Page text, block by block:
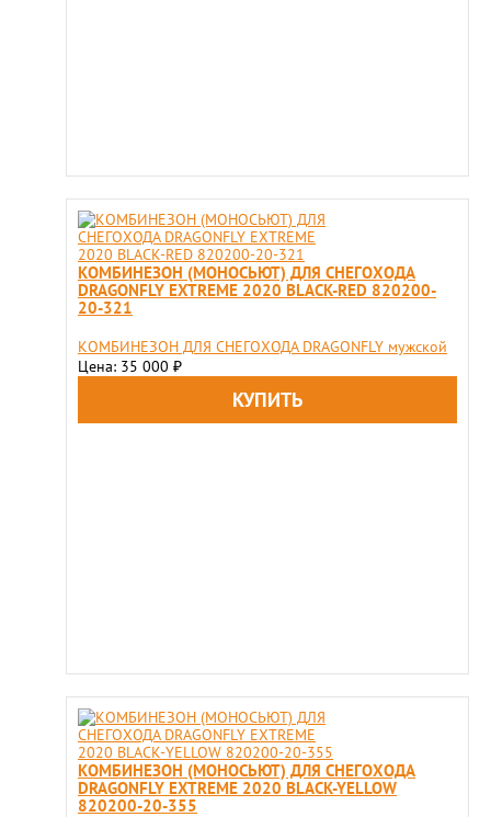
КОМБИНЕЗОН (МОНОСЬЮТ) ДЛЯ СНЕГОХОДА
DRAGONFLY EXTREME 2020 BLACK-RED 820200-
20-321
КОМБИНЕЗОН ДЛЯ СНЕГОХОДА DRAGONFLY мужской
Цена: 35 000 ₽
КОМБИНЕЗОН (МОНОСЬЮТ) ДЛЯ СНЕГОХОДА
DRAGONFLY EXTREME 2020 BLACK-YELLOW
820200-20-355